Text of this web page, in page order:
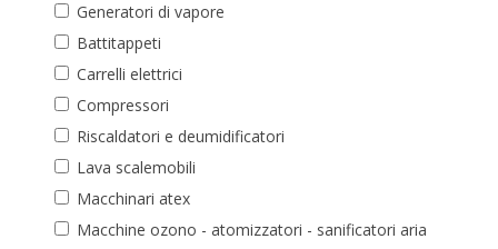
Generatori di vapore
Battitappeti
Carrelli elettrici
Compressori
Riscaldatori e deumidificatori
Lava scalemobili
Macchinari atex
Macchine ozono - atomizzatori - sanificatori aria